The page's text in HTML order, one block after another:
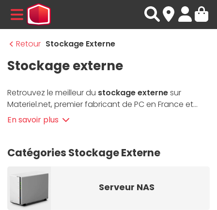
MENU
Retour Stockage Externe
Stockage externe
Retrouvez le meilleur du stockage externesur
Materiel.net, premier fabricant de PC en France et
expert informatique & High-Tech. Partagez votre
contenu multimédia avec un serveur NAS Synology
avec une clé USB 64 Go ou une clé USB 128 Go. Pour
un rapport équilibré entre la capacité de stockage et
la mobilité, optez pour un disque dur externe 1 To ou 2
To.
En savoir plus
Catégories Stockage Externe
Serveur NAS